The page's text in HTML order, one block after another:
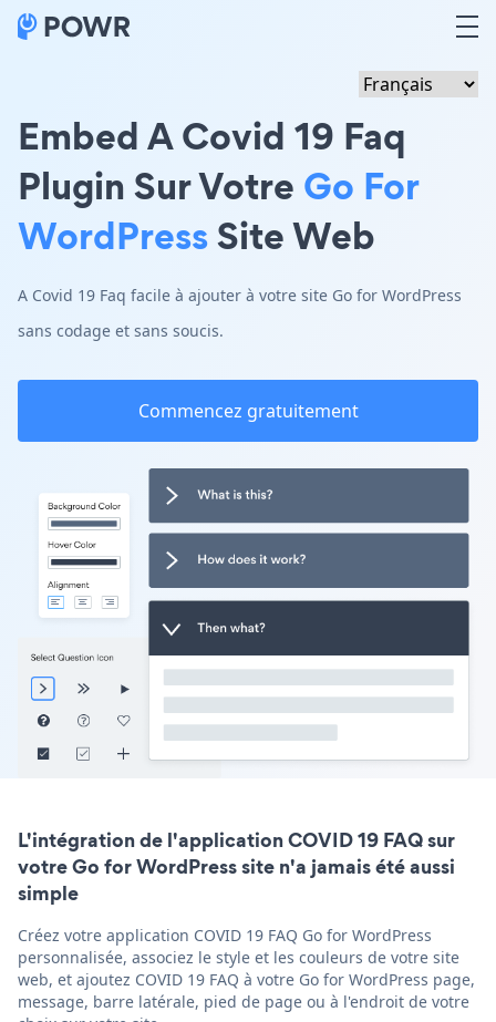
Embed A Covid 19 Faq
Plugin Sur Votre Go For
WordPressSite Web
A Covid 19 Faq facile à ajouter à votre site Go for WordPress
sans codage et sans soucis.
Commencez gratuitement
L'intégration de l'application COVID 19 FAQ sur
votre Go for WordPress site n'a jamais été aussi
simple
Créez votre application COVID 19 FAQ Go for WordPress
personnalisée, associez le style et les couleurs de votre site
web, et ajoutez COVID 19 FAQ à votre Go for WordPress page,
message, barre latérale, pied de page ou à l'endroit de votre